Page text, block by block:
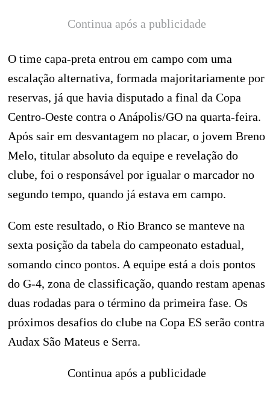
Continua após a publicidade
O time capa-preta entrou em campo com uma
escalação alternativa, formada majoritariamente por
reservas, já que havia disputado a final da Copa
Centro-Oeste contra o Anápolis/GO na quarta-feira.
Após sair em desvantagem no placar, o jovem Breno
Melo, titular absoluto da equipe e revelação do
clube, foi o responsável por igualar o marcador no
segundo tempo, quando já estava em campo.
Com este resultado, o Rio Branco se manteve na
sexta posição da tabela do campeonato estadual,
somando cinco pontos. A equipe está a dois pontos
do G-4, zona de classificação, quando restam apenas
duas rodadas para o término da primeira fase. Os
próximos desafios do clube na Copa ES serão contra
Audax São Mateus e Serra.
Continua após a publicidade